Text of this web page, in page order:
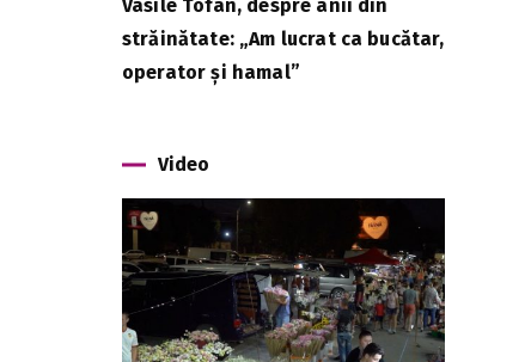
Vasile Tofan, despre anii din
străinătate: „Am lucrat ca bucătar,
operator și hamal”
Video